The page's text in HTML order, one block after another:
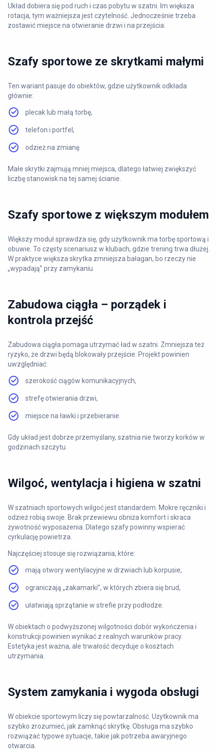
Układ dobiera się pod ruch i czas pobytu w szatni. Im większa
rotacja, tym ważniejsza jest czytelność. Jednocześnie trzeba
zostawić miejsce na otwieranie drzwi i na przejścia.
Szafy sportowe ze skrytkami małymi
Ten wariant pasuje do obiektów, gdzie użytkownik odkłada
głównie:
plecak lub małą torbę,
telefon i portfel,
odzież na zmianę.
Małe skrytki zajmują mniej miejsca, dlatego łatwiej zwiększyć
liczbę stanowisk na tej samej ścianie.
Szafy sportowe z większym modułem
Większy moduł sprawdza się, gdy użytkownik ma torbę sportową i
obuwie. To częsty scenariusz w klubach, gdzie trening trwa dłużej.
W praktyce większa skrytka zmniejsza bałagan, bo rzeczy nie
„wypadają” przy zamykaniu.
Zabudowa ciągła – porządek i
kontrola przejść
Zabudowa ciągła pomaga utrzymać ład w szatni. Zmniejsza też
ryzyko, że drzwi będą blokowały przejście. Projekt powinien
uwzględniać:
szerokość ciągów komunikacyjnych,
strefę otwierania drzwi,
miejsce na ławki i przebieranie.
Gdy układ jest dobrze przemyślany, szatnia nie tworzy korków w
godzinach szczytu.
Wilgoć, wentylacja i higiena w szatni
W szatniach sportowych wilgoć jest standardem. Mokre ręczniki i
odzież robią swoje. Brak przewiewu obniża komfort i skraca
żywotność wyposażenia. Dlatego szafy powinny wspierać
cyrkulację powietrza.
Najczęściej stosuje się rozwiązania, które:
mają otwory wentylacyjne w drzwiach lub korpusie,
ograniczają „zakamarki”, w których zbiera się brud,
ułatwiają sprzątanie w strefie przy podłodze.
W obiektach o podwyższonej wilgotności dobór wykończenia i
konstrukcji powinien wynikać z realnych warunków pracy.
Estetyka jest ważna, ale trwałość decyduje o kosztach
utrzymania.
System zamykania i wygoda obsługi
W obiekcie sportowym liczy się powtarzalność. Użytkownik ma
szybko zrozumieć, jak zamknąć skrytkę. Obsługa ma szybko
rozwiązać typowe sytuacje, takie jak potrzeba awaryjnego
otwarcia.